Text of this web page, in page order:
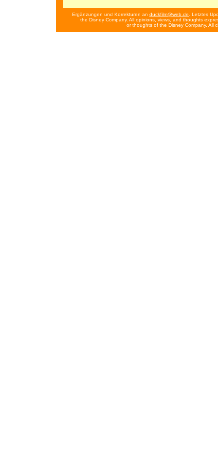
Ergänzungen und Korrekturen an duckfilm@web.de . Letztes
the Disney Company. All opinions, views, and thoughts
or thoughts of the Disney Company. All